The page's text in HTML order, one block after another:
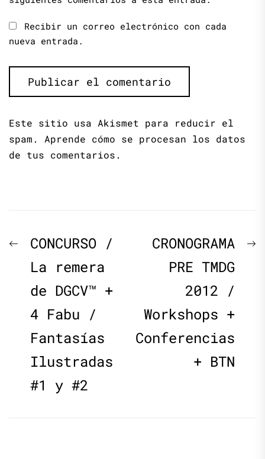
Recibir un correo electrónico con cada
nueva entrada.
Este sitio usa Akismet para reducir el
spam. Aprende cómo se procesan los datos
de tus comentarios.
Navegación
de
entradas
Previous
post:
CONCURSO /
La remera
de DGCV™ +
4 Fabu /
Fantasías
Ilustradas
#1 y #2
CRONOGRAMA
PRE TMDG
2012 /
Workshops +
Conferencias
+ BTN